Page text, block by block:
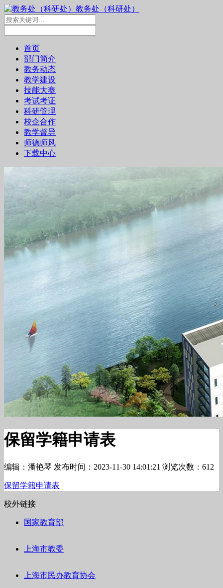
教务处（科研处）
首页
部门简介
教务动态
教学建设
技能大赛
考试考证
科研管理
校企合作
教学督导
师德师风
下载中心
保留学籍申请表
编辑：潘艳琴 发布时间：2023-11-30 14:01:21 浏览次数：612
保留学籍申请表
校外链接
国家教育部
上海市教委
上海市民办教育协会